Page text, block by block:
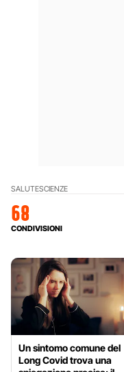
SALUTESCIENZE
68
CONDIVISIONI
Un sintomo comune del
Long Covid trova una